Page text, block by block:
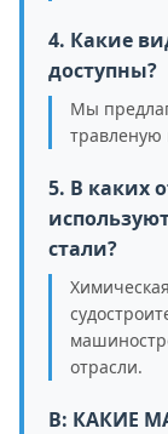
4. Какие
доступны?
Мы
травленую
5. В каких
стали?
отрасли.
В: КАКИЕ